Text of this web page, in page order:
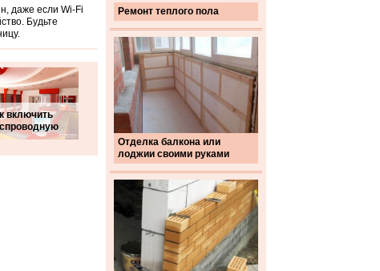
Ремонт теплого пола
Отделка балкона или
лоджии своими руками
даже если Wi-Fi
Будьте
включить